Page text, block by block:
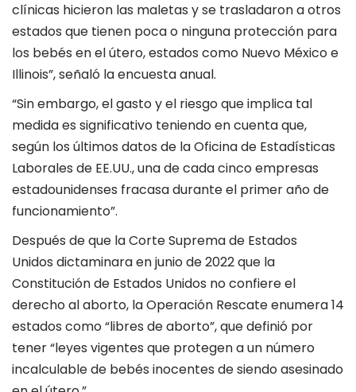
clínicas hicieron las maletas y se trasladaron a otros
estados que tienen poca o ninguna protección para
los bebés en el útero, estados como Nuevo México e
Illinois”, señaló la encuesta anual.
“Sin embargo, el gasto y el riesgo que implica tal
medida es significativo teniendo en cuenta que,
según los últimos datos de la Oficina de Estadísticas
Laborales de EE.UU., una de cada cinco empresas
estadounidenses fracasa durante el primer año de
funcionamiento”.
Después de que la Corte Suprema de Estados
Unidos dictaminara en junio de 2022 que la
Constitución de Estados Unidos no confiere el
derecho al aborto, la Operación Rescate enumera 14
estados como “libres de aborto”, que definió por
tener “leyes vigentes que protegen a un número
incalculable de bebés inocentes de siendo asesinado